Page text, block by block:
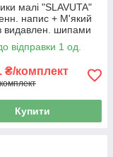
малі "SLAVUTA"
напис + М'який
видавлен. шипами
відправки 1 од.
₴/комплект
Купити